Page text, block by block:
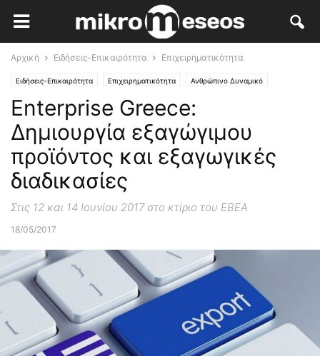
Αρχική Ειδήσεις-Επικαιρότητα Επιχειρηματικότητα
Ειδήσεις-Επικαιρότητα Επιχειρηματικότητα Ανθρώπινο Δυναμικό
Επαγγελματική Κατάρτιση Ανάπτυξη & Ανταγωνιστικότητα
Enterprise Greece:
Δημιουργία εξαγώγιμου
προϊόντος και εξαγωγικές
διαδικασίες
Στις 12 και 14 Ιουνίου 2017 στο κτίριο του ΕΒΕΑ
18/05/2017